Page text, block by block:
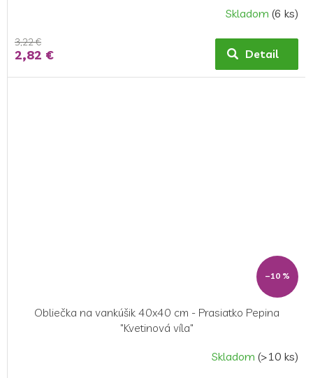
Skladom (6 ks)
3,22 €
2,82 € Detail
–10 %
Obliečka na vankúšik 40x40 cm - Prasiatko Pepina
"Kvetinová víla"
Skladom (>10 ks)